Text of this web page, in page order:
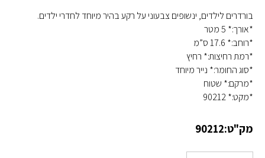
בורדרים לילדים, ינשופים צבעוני על רקע בהיר מיוחד לחדרי ילדים.
*אורך:* 5 מטר
*רוחב:* 17.6 ס”מ
*רמת רחיצות:* רחיץ
*סוג החומר:* נייר מיוחד
*מרקם:* שטוח
*מקט:* 90212
מק"ט:90212